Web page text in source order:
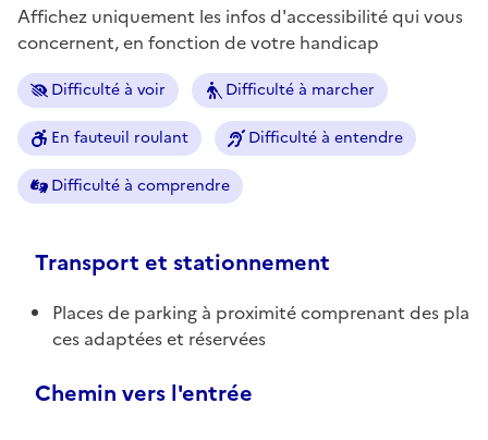
Affichez uniquement les infos d'accessibilité qui vous
concernent, en fonction de votre handicap
Difficulté à voir Difficulté à marcher
En fauteuil roulant Difficulté à entendre
Difficulté à comprendre
Transport et stationnement
Places de parking à proximité comprenant des pla
ces adaptées et réservées
Chemin vers l'entrée